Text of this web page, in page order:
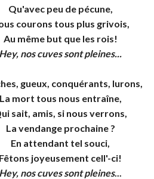
Qu'avec peu de pécune,
courons tous plus grivois,
Au même but que les rois!
Hey, nos cuves sont pleines...
gueux, conquérants, lurons,
La mort tous nous entraîne,
sait, amis, si nous verrons,
La vendange prochaine ?
En attendant tel souci,
Fêtons joyeusement cell'-ci!
Hey, nos cuves sont pleines...